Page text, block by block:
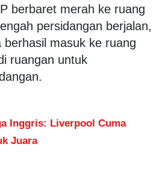
berbaret merah ke ruang
persidangan berjalan,
masuk ke ruang
ruangan untuk
Inggris: Liverpool Cuma
Juara